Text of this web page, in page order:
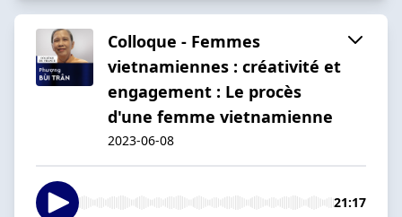
Colloque - Femmes
vietnamiennes : créativité et
engagement : Le procès
d'une femme vietnamienne
2023-06-08
21:17